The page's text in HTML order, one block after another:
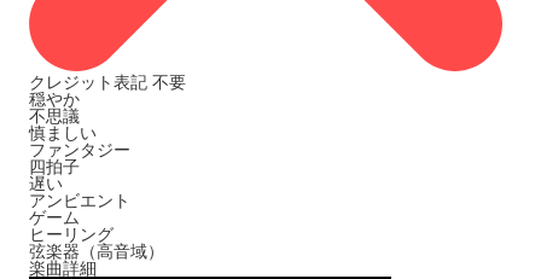
クレジット表記 不要
穏やか
不思議
慎ましい
ファンタジー
四拍子
遅い
アンビエント
ゲーム
ヒーリング
弦楽器（高音域）
楽曲詳細